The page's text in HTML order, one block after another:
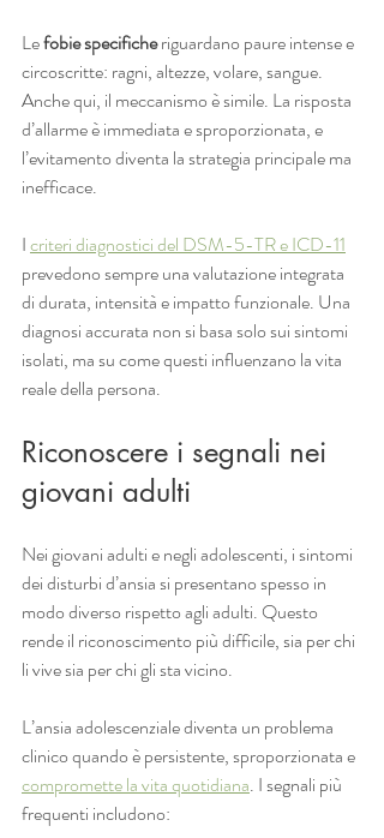
Le fobie specifiche riguardano paure intense e
circoscritte: ragni, altezze, volare, sangue.
Anche qui, il meccanismo è simile. La risposta
d’allarme è immediata e sproporzionata, e
l’evitamento diventa la strategia principale ma
inefficace.
I criteri diagnostici del DSM-5-TR e ICD-11
prevedono sempre una valutazione integrata
di durata, intensità e impatto funzionale. Una
diagnosi accurata non si basa solo sui sintomi
isolati, ma su come questi influenzano la vita
reale della persona.
Riconoscere i segnali nei
giovani adulti
Nei giovani adulti e negli adolescenti, i sintomi
dei disturbi d’ansia si presentano spesso in
modo diverso rispetto agli adulti. Questo
rende il riconoscimento più difficile, sia per chi
li vive sia per chi gli sta vicino.
L’ansia adolescenziale diventa un problema
clinico quando è persistente, sproporzionata e
compromette la vita quotidiana. I segnali più
frequenti includono: